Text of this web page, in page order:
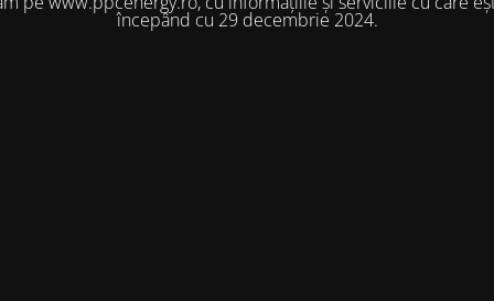
începând cu 29 decembrie 2024.